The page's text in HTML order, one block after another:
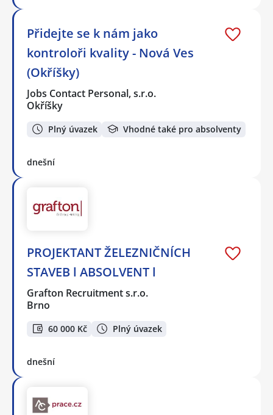
Přidejte se k nám jako
kontroloři kvality - Nová Ves
(Okříšky)
Jobs Contact Personal, s.r.o.
Okříšky
Plný úvazek Vhodné také pro absolventy
dnešní
PROJEKTANT ŽELEZNIČNÍCH
STAVEB l ABSOLVENT l
Grafton Recruitment s.r.o.
Brno
60 000 Kč Plný úvazek
dnešní